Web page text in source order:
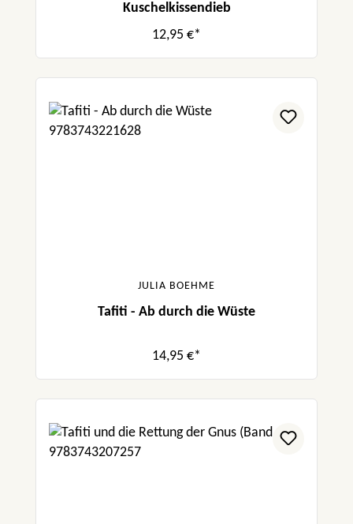
Kuschelkissendieb
12,95 €*
JULIA BOEHME
Tafiti - Ab durch die Wüste
14,95 €*